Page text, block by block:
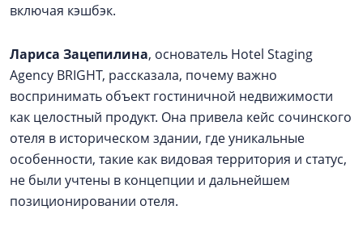
включая кэшбэк.
Лариса Зацепилина, основатель Hotel Staging
Agency BRIGHT, рассказала, почему важно
воспринимать объект гостиничной недвижимости
как целостный продукт. Она привела кейс сочинского
отеля в историческом здании, где уникальные
особенности, такие как видовая территория и статус,
не были учтены в концепции и дальнейшем
позиционировании отеля.